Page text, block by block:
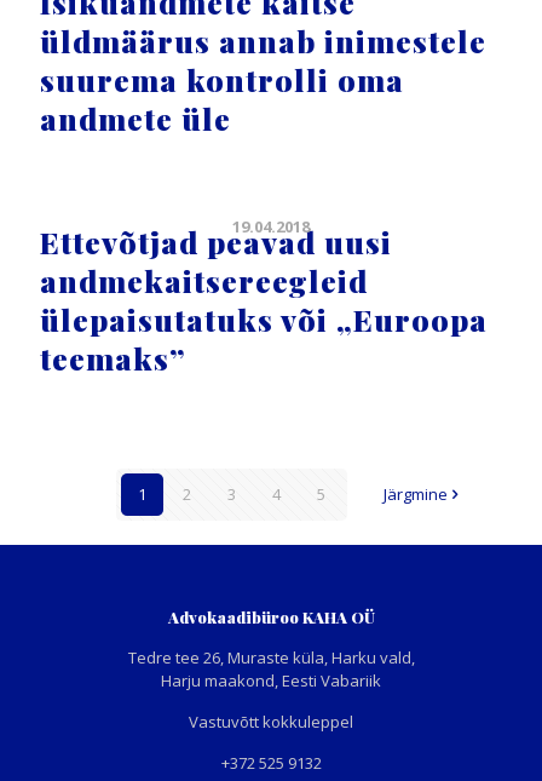
üldmäärus annab inimestele
suurema kontrolli oma
andmete üle
19.04.2018
Ettevõtjad peavad uusi
andmekaitsereegleid
ülepaisutatuks või „Euroopa
teemaks”
1 2 3 4 5 Järgmine
Advokaadibüroo KAHA OÜ
Tedre tee 26, Muraste küla, Harku vald,
Harju maakond, Eesti Vabariik
Vastuvõtt kokkuleppel
+372 525 9132